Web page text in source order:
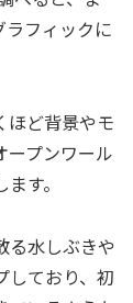
フィックに
ほど背景やモ
ープンワール
す。
る水しぶきや
しており、初